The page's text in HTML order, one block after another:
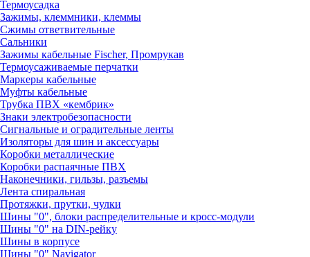
Термоусадка
Зажимы, клеммники, клеммы
Сжимы ответвительные
Сальники
Зажимы кабельные Fischer, Промрукав
Термоусаживаемые перчатки
Маркеры кабельные
Муфты кабельные
Трубка ПВХ «кембрик»
Знаки электробезопасности
Сигнальные и оградительные ленты
Изоляторы для шин и аксессуары
Коробки металлические
Коробки распаячные ПВХ
Наконечники, гильзы, разъемы
Лента спиральная
Протяжки, прутки, чулки
Шины "0", блоки распределительные и кросс-модули
Шины "0" на DIN-рейку
Шины в корпусе
Шины "0" Navigator